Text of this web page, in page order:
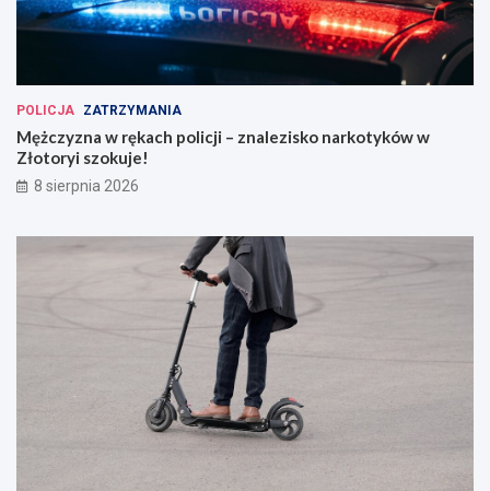
POLICJA ZATRZYMANIA
Mężczyzna w rękach policji – znalezisko narkotyków w
Złotoryi szokuje!
8 sierpnia 2026